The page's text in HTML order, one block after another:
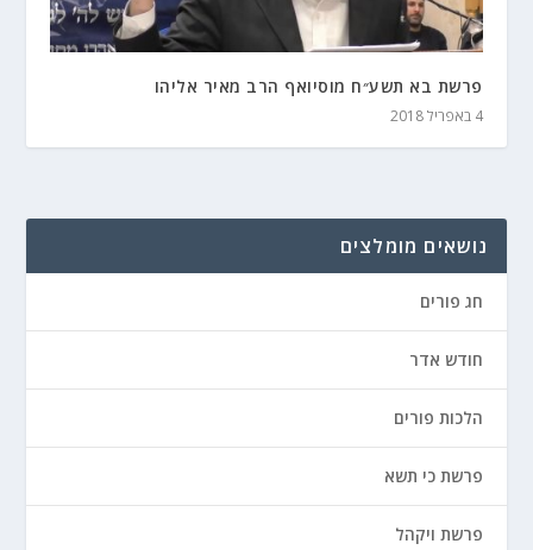
פרשת בא תשע״ח מוסיואף הרב מאיר אליהו
4 באפריל 2018
נושאים מומלצים
חג פורים
חודש אדר
הלכות פורים
פרשת כי תשא
פרשת ויקהל